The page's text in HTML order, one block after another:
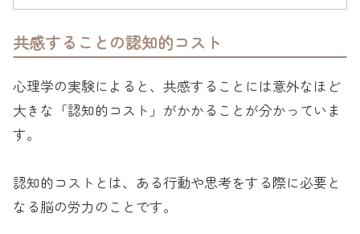
共感することの認知的コスト
心理学の実験によると、共感することには意外なほど
大きな「認知的コスト」がかかることが分かっていま
す。
認知的コストとは、ある行動や思考をする際に必要と
なる脳の労力のことです。